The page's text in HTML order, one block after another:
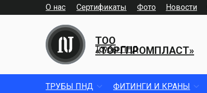
О нас Фото
Сертификаты Новости
ТОО
«ТОРГПРОМПЛАСТ»
Трубы ПНД
ТРУБЫ ПНД ФИТИНГИ И КРАНЫ